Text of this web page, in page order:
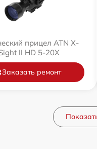
прицел ATN X-
II HD 5-20X
Заказать ремонт